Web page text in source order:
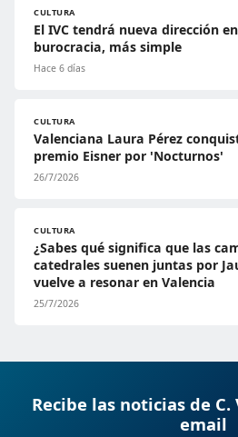
CULTURA
El IVC tendrá nueva dirección
burocracia, más simple
Hace 6 días
CULTURA
Valenciana Laura Pérez
premio Eisner por 'Nocturnos'
26/7/2026
CULTURA
¿Sabes qué significa que las
catedrales suenen juntas por
vuelve a resonar en Valencia
25/7/2026
Recibe las noticias de
email